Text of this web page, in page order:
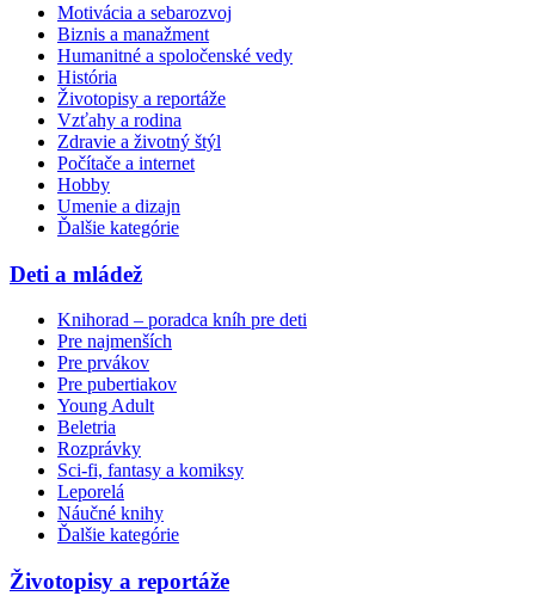
Motivácia a sebarozvoj
Biznis a manažment
Humanitné a spoločenské vedy
História
Životopisy a reportáže
Vzťahy a rodina
Zdravie a životný štýl
Počítače a internet
Hobby
Umenie a dizajn
Ďalšie kategórie
Deti a mládež
Knihorad – poradca kníh pre deti
Pre najmenších
Pre prvákov
Pre pubertiakov
Young Adult
Beletria
Rozprávky
Sci-fi, fantasy a komiksy
Leporelá
Náučné knihy
Ďalšie kategórie
Životopisy a reportáže